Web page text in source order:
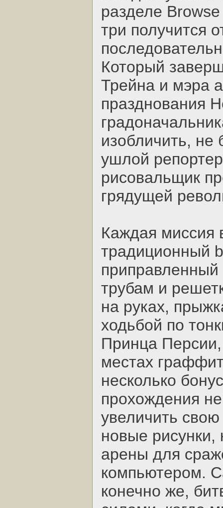
разделе
три получится
Который
Трейна и мэра
празднования
изобличить, не
ушлой
рисовальщик
грядущей
Каждая миссия
традиционный
приправленный
трубам и
на руках,
ходьбой по
Принца
местах
несколько
прохождения
увеличить
новые
арены для
компьютером.
конечно же,